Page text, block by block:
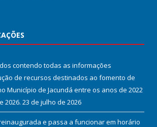
contendo todas as informações
de recursos destinados ao fomento de
Município de Jacundá entre os anos de 2022
2026. 23 de julho de 2026
e passa a funcionar em horário